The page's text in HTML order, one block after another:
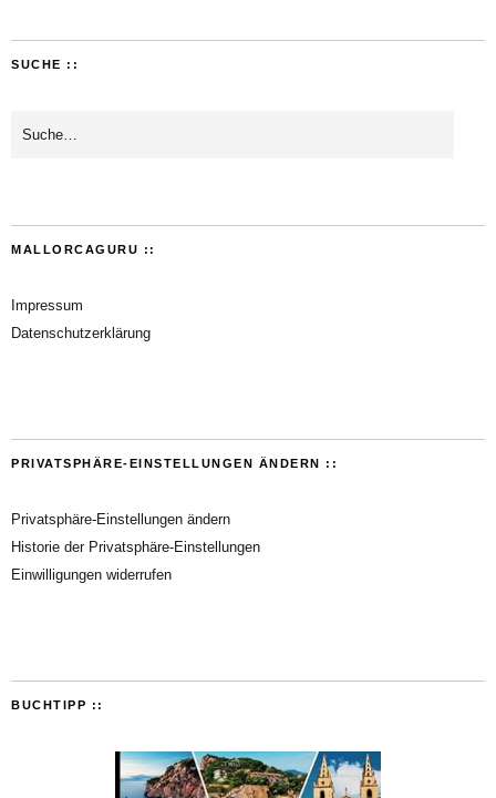
SUCHE ::
MALLORCAGURU ::
Impressum
Datenschutzerklärung
PRIVATSPHÄRE-EINSTELLUNGEN ÄNDERN ::
Privatsphäre-Einstellungen ändern
Historie der Privatsphäre-Einstellungen
Einwilligungen widerrufen
BUCHTIPP ::